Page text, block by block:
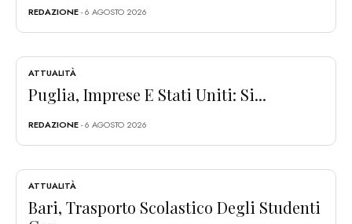
REDAZIONE- 6 AGOSTO 2026
ATTUALITÀ
Puglia, Imprese E Stati Uniti: Si...
REDAZIONE- 6 AGOSTO 2026
ATTUALITÀ
Bari, Trasporto Scolastico Degli Studenti